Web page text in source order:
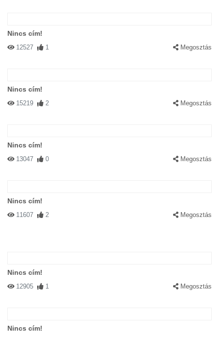
Nincs cím!
12527 1 Megosztás
Nincs cím!
15219 2 Megosztás
Nincs cím!
13047 0 Megosztás
Nincs cím!
11607 2 Megosztás
Nincs cím!
12905 1 Megosztás
Nincs cím!